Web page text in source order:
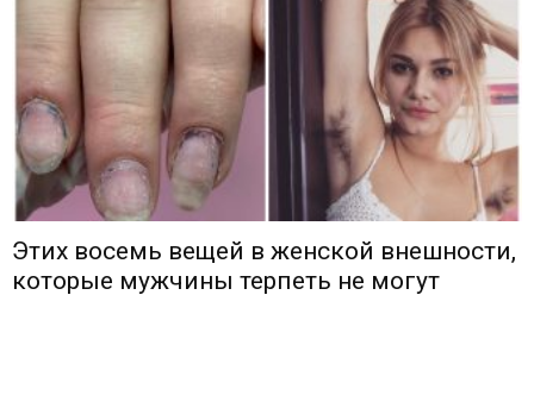
Этих восемь вещей в женской внешности,
которые мужчины терпеть не могут